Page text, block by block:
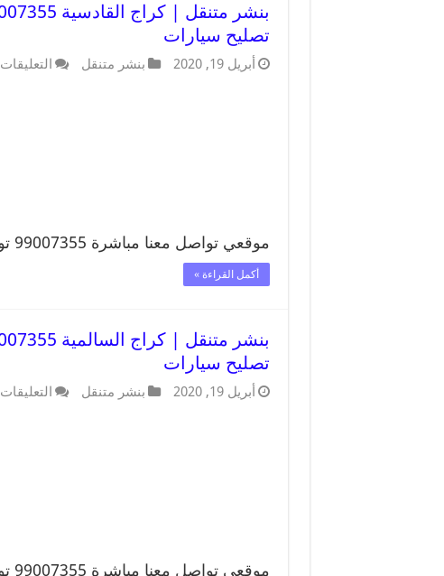
تصليح سيارات
أبريل 19, 2020 بنشر متنقل التعليقات
موقعي تواصل معنا مباشرة 99007355 تواصل معنا …
أكمل القراءة »
تصليح سيارات
أبريل 19, 2020 بنشر متنقل التعليقات
موقعي تواصل معنا مباشرة 99007355 تواصل معنا …